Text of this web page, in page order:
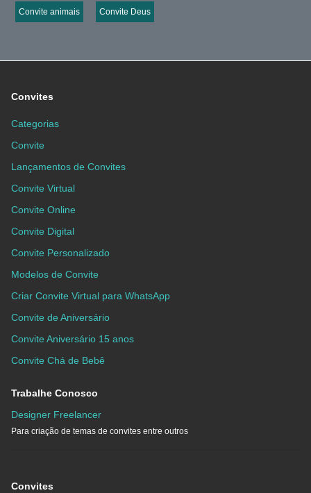
Convite animais Convite Deus
Convites
Categorias
Convite
Lançamentos de Convites
Convite Virtual
Convite Online
Convite Digital
Convite Personalizado
Modelos de Convite
Criar Convite Virtual para WhatsApp
Convite de Aniversário
Convite Aniversário 15 anos
Convite Chá de Bebê
Trabalhe Conosco
Designer Freelancer
Para criação de temas de convites entre outros
Convites